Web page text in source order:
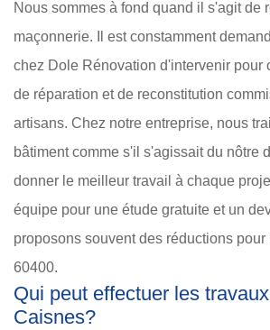
Nous sommes à fond quand il s'agit de
maçonnerie. Il est constamment
chez Dole Rénovation d'intervenir pour
de réparation et de reconstitution
artisans. Chez notre entreprise, nous
bâtiment comme s'il s'agissait du nôtre
donner le meilleur travail à chaque
équipe pour une étude gratuite et un
proposons souvent des réductions
60400.
Qui peut effectuer les
Caisnes?